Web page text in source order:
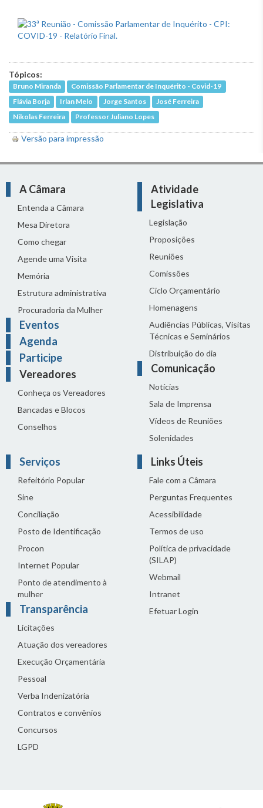
Tópicos:
Bruno Miranda
Comissão Parlamentar de Inquérito - Covid-19
Flávia Borja
Irlan Melo Jorge Santos
José Ferreira
Nikolas Ferreira
Professor Juliano Lopes
Versão para impressão
A Câmara
Entenda a Câmara
Mesa Diretora
Como chegar
Agende uma Visita
Memória
Estrutura administrativa
Procuradoria da Mulher
Eventos
Agenda
Participe
Vereadores
Conheça os Vereadores
Bancadas e Blocos
Conselhos
Atividade
Legislativa
Legislação
Proposições
Reuniões
Comissões
Ciclo Orçamentário
Homenagens
Audiências Públicas, Visitas
Técnicas e Seminários
Distribuição do dia
Comunicação
Notícias
Sala de Imprensa
Vídeos de Reuniões
Solenidades
Serviços
Refeitório Popular
Sine
Conciliação
Posto de Identificação
Procon
Internet Popular
Ponto de atendimento à
mulher
Transparência
Licitações
Atuação dos vereadores
Execução Orçamentária
Pessoal
Verba Indenizatória
Contratos e convênios
Concursos
LGPD
Links Úteis
Fale com a Câmara
Perguntas Frequentes
Acessibilidade
Termos de uso
Política de privacidade
(SILAP)
Webmail
Intranet
Efetuar Login